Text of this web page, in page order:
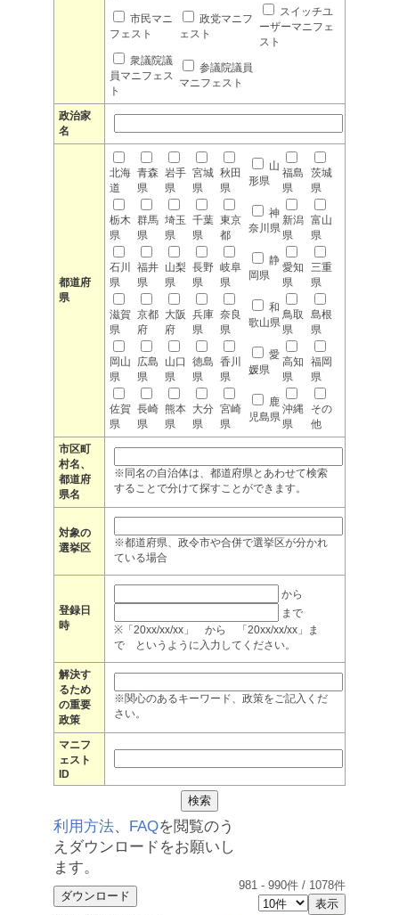
市民マニ
フェスト
政党マニフ
ェスト
スイッチユ
ーザーマニフェ
スト
衆議院議
員マニフェス
ト
参議院議員
マニフェスト
政治家
名
都道府
県
北海
道
青森
県
岩手
県
宮城
県
秋田
県
山
形県
福島
県
茨城
県
栃木
県
群馬
県
埼玉
県
千葉
県
東京
都
神
奈川県
新潟
県
富山
県
石川
県
福井
県
山梨
県
長野
県
岐阜
県
静
岡県
愛知
県
三重
県
滋賀
県
京都
府
大阪
府
兵庫
県
奈良
県
和
歌山県
鳥取
県
島根
県
岡山
県
広島
県
山口
県
徳島
県
香川
県
愛
媛県
高知
県
福岡
県
佐賀
県
長崎
県
熊本
県
大分
県
宮崎
県
鹿
児島県
沖縄
県
その
他
市区町
村名、
都道府
県名
※同名の自治体は、都道府県とあわせて検索
することで分けて探すことができます。
対象の
選挙区
※都道府県、政令市や合併で選挙区が分かれ
ている場合
登録日
時
から
まで
※「20xx/xx/xx」 から 「20xx/xx/xx」ま
で というように入力してください。
解決す
るため
の重要
政策
※関心のあるキーワード、政策をご記入くだ
さい。
マニフ
ェスト
ID
利用方法、 FAQを閲覧のう
えダウンロードをお願いし
ます。
981 - 990件 / 1078件